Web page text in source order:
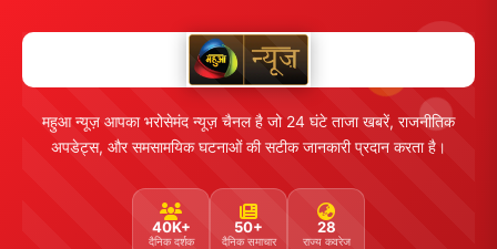
महुआ न्यूज़ आपका भरोसेमंद न्यूज़ चैनल है जो 24 घंटे ताजा खबरें, राजनीतिक
अपडेट्स, और समसामयिक घटनाओं की सटीक जानकारी प्रदान करता है।
40K+
दैनिक दर्शक
50+
दैनिक समाचार
28
राज्य कवरेज